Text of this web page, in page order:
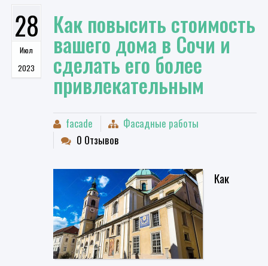
28
Июл
2023
Как повысить стоимость
вашего дома в Сочи и
сделать его более
привлекательным
facade
Фасадные работы
0 Отзывов
Как